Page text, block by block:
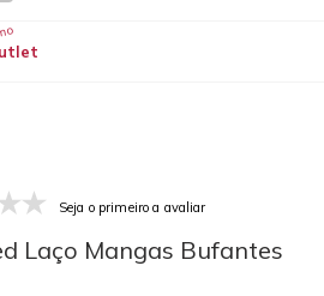
Seja o primeiro a avaliar
Laço Mangas Bufantes